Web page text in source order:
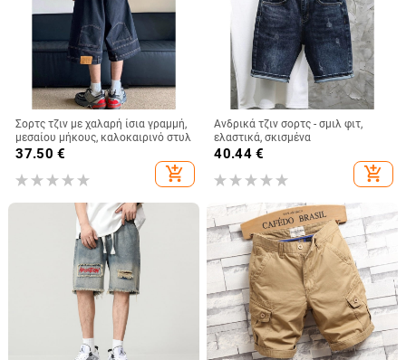
Σορτς τζιν με χαλαρή ίσια γραμμή,
μεσαίου μήκους, καλοκαιρινό στυλ
37.50 €
add_shopping_cart
Ανδρικά τζιν σορτς - σμιλ φιτ,
ελαστικά, σκισμένα
40.44€
add_shopping_cart